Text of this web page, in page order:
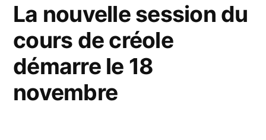
La nouvelle session du
cours de créole
démarre le 18
novembre